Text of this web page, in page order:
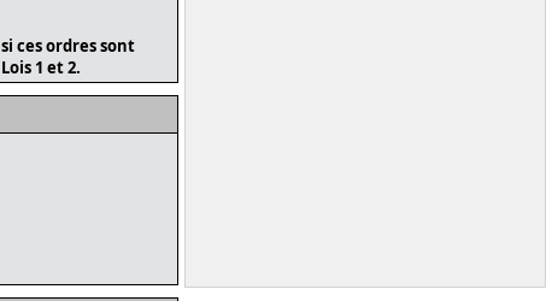
ces ordres sont
1 et 2.